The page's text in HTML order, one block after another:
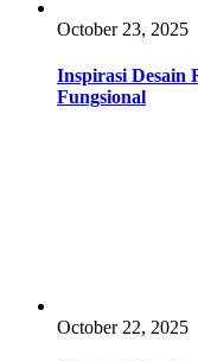
October 23, 2025
Inspirasi Desain
Fungsional
October 22, 2025